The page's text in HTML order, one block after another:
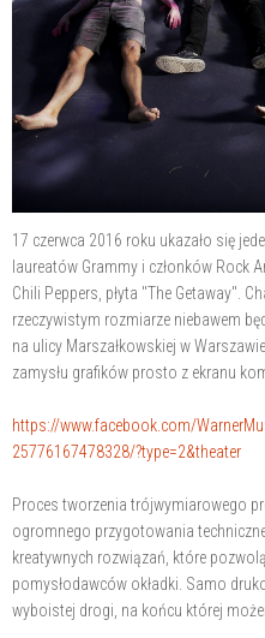
17 czerwca 2016 roku ukazało się
laureatów Grammy i członków Rock
Chili Peppers, płyta "The Getaway".
rzeczywistym rozmiarze niebawem
na ulicy Marszałkowskiej w
zamysłu grafików prosto z ekranu
https://www.facebook.com/
25776167478328/?type=2&theater
Proces tworzenia trójwymiarowego
ogromnego przygotowania
kreatywnych rozwiązań, które
pomysłodawców okładki. Samo
wyboistej drogi, na końcu której